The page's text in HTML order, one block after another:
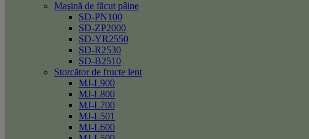
Maşină de făcut pâine
SD-PN100
SD-ZP2000
SD-YR2550
SD-R2530
SD-B2510
Storcător de fructe lent
MJ-L900
MJ-L800
MJ-L700
MJ-L501
MJ-L600